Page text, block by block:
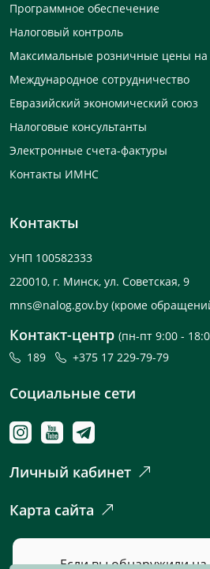
Программное обеспечение
Налоговый контроль
Максимальные розничные цены на
Международное сотрудничество
Евразийский экономический союз
Налоговые консультанты
Электронные счета-фактуры
Контакты ИМНС
Контакты
УНП 100582333
220010, г. Минск, ул. Советская, 9
mns@nalog.gov.by (кроме
Контакт-центр (пн-пт 9:00 -
189
+375 17 229-79-79
Социальные сети
Личный кабинет
Карта сайта
Если вы обнаружили на